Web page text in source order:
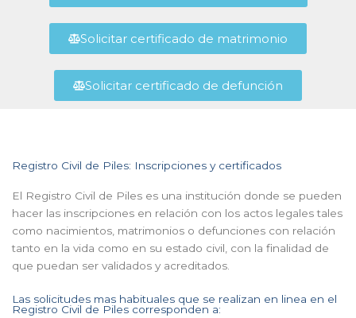
Solicitar certificado de matrimonio
Solicitar certificado de defunción
Registro Civil de Piles: Inscripciones y certificados
El Registro Civil de Piles es una institución donde se pueden
hacer las inscripciones en relación con los actos legales tales
como nacimientos, matrimonios o defunciones con relación
tanto en la vida como en su estado civil, con la finalidad de
que puedan ser validados y acreditados.
Las solicitudes mas habituales que se realizan en linea en el
Registro Civil de Piles corresponden a: